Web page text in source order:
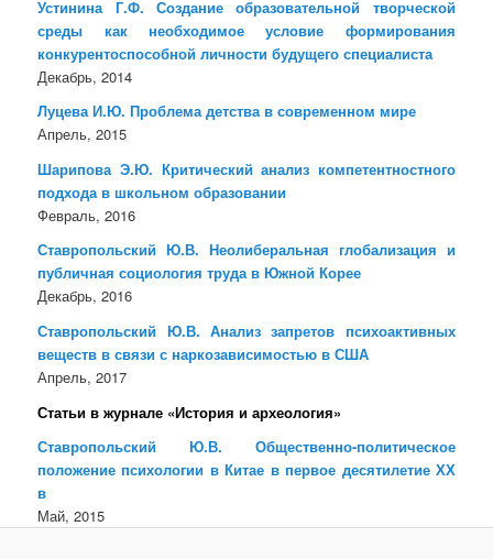
Устинина Г.Ф. Создание образовательной творческой
среды как необходимое условие формирования
конкурентоспособной личности будущего специалиста
Декабрь, 2014
Луцева И.Ю. Проблема детства в современном мире
Апрель, 2015
Шарипова Э.Ю. Критический анализ компетентностного
подхода в школьном образовании
Февраль, 2016
Ставропольский Ю.В. Неолиберальная глобализация и
публичная социология труда в Южной Корее
Декабрь, 2016
Ставропольский Ю.В. Анализ запретов психоактивных
веществ в связи с наркозависимостью в США
Апрель, 2017
Статьи в журнале «История и археология»
Ставропольский Ю.В. Общественно-политическое
положение психологии в Китае в первое десятилетие ХХ
в
Май, 2015